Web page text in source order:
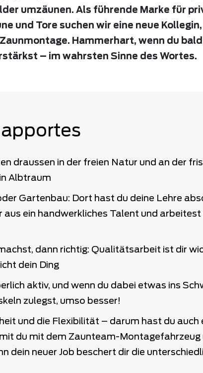
umzäunen. Als führende Marke für
und Tore suchen wir eine neue
Hammerhart, wenn du
– im wahrsten Sinne des Wortes.
apportes
draussen in der freien Natur und an der
Albtraum
Gartenbau: Dort hast du deine Lehre
aus ein handwerkliches Talent und arbeitest
dann richtig: Qualitätsarbeit ist dir
dein Ding
aktiv, und wenn du dabei etwas ins
zulegst, umso besser!
und die Flexibilität – darum hast du auch
du mit dem Zaunteam-Montagefahrzeug
dein neuer Job beschert dir die